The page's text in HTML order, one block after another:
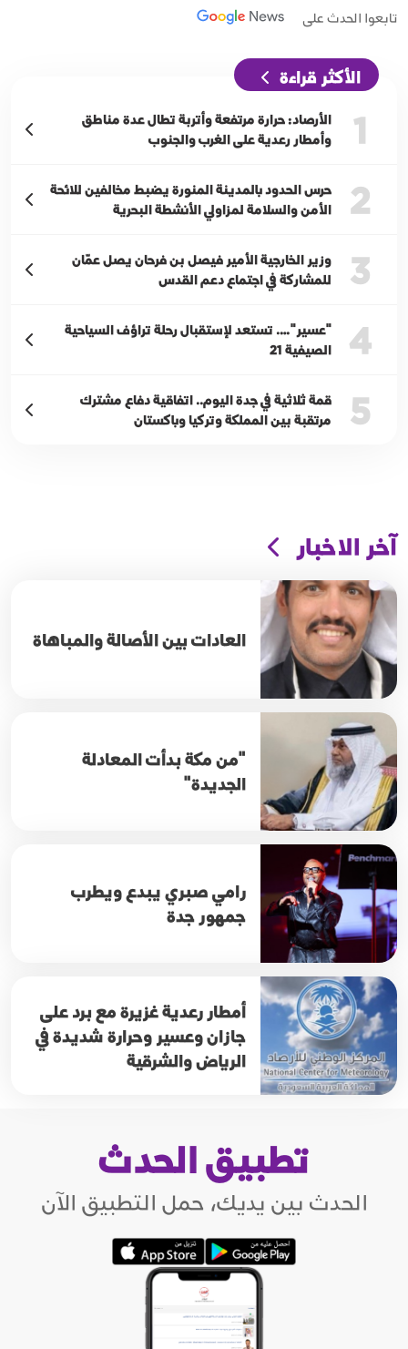
تابعوا الحدث على
الأكثر قراءة
1
الأرصاد: حرارة مرتفعة وأتربة تطال عدة مناطق
وأمطار رعدية على الغرب والجنوب
2
حرس الحدود بالمدينة المنورة يضبط مخالفين للائحة
الأمن والسلامة لمزاولي الأنشطة البحرية
3
وزير الخارجية الأمير فيصل بن فرحان يصل عمّان
للمشاركة في اجتماع دعم القدس
4
"عسير"…. تستعد لإستقبال رحلة تراؤف السياحية
الصيفية 21
5
قمة ثلاثية في جدة اليوم.. اتفاقية دفاع مشترك
مرتقبة بين المملكة وتركيا وباكستان
آخر الاخبار
العادات بين الأصالة والمباهاة
"من مكة بدأت المعادلة
الجديدة"
رامي صبري يبدع ويطرب
جمهور جدة
أمطار رعدية غزيرة مع برد على
جازان وعسير وحرارة شديدة في
الرياض والشرقية
تطبيق الحدث
الحدث بين يديك، حمل التطبيق الآن